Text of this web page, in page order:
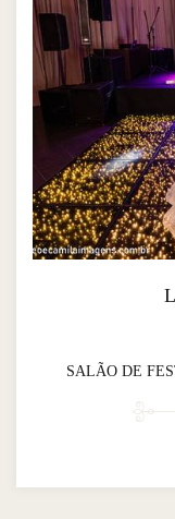
SALÃO DE